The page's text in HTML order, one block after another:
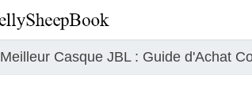
Meilleur Casque JBL : Guide d'Achat